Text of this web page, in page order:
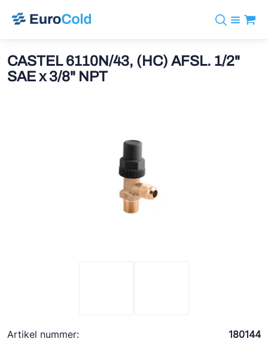
info@eurocold.nl
Merken
BOCK
Koudemiddelen
Diensten
CASTEL 6110N/43, (HC) AFSL. 1/2"
SAE x 3/8" NPT
Artikel nummer:
180144